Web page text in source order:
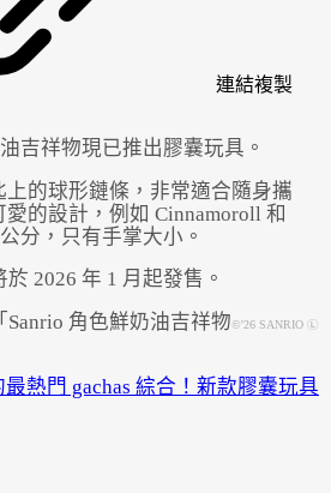
連結複製
吉祥物現已推出膠囊玩具。
上的球形鏈條，非常適合隨身攜
的設計，例如 Cinnamoroll 和
分，只有手掌大小。
2026 年 1 月起發售。
©'26 SANRIO Ⓛ
熱門 gachas 綜合！新款膠囊玩具